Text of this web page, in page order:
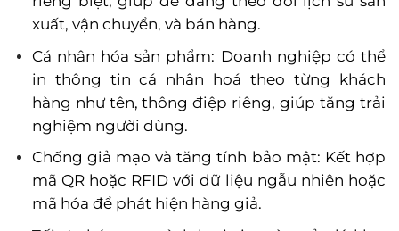
xuất, vận chuyển, và bán hàng.
Cá nhân hóa sản phẩm: Doanh nghiệp có thể
in thông tin cá nhân hoá theo từng khách
hàng như tên, thông điệp riêng, giúp tăng trải
nghiệm người dùng.
Chống giả mạo và tăng tính bảo mật: Kết hợp
mã QR hoặc RFID với dữ liệu ngẫu nhiên hoặc
mã hóa để phát hiện hàng giả.